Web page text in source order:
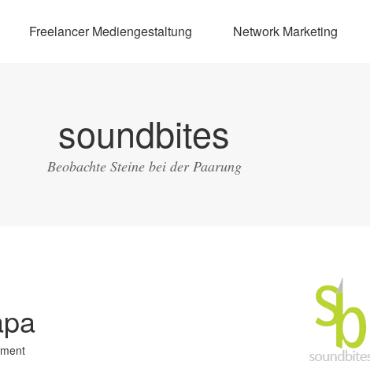
Freelancer Mediengestaltung Network Marketing
soundbites
Beobachte Steine bei der Paarung